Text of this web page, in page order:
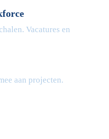
Vacatures en
aan projecten.